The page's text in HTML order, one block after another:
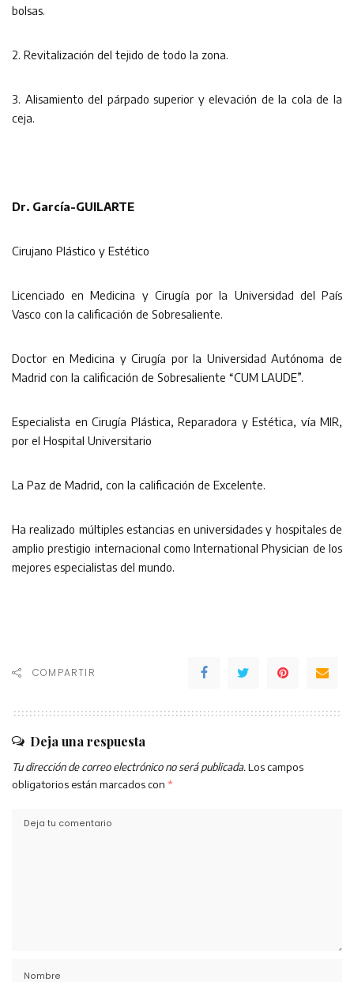
bolsas.
2. Revitalización del tejido de todo la zona.
3. Alisamiento del párpado superior y elevación de la cola de la
ceja.
Dr. García-GUILARTE
Cirujano Plástico y Estético
Licenciado en Medicina y Cirugía por la Universidad del País
Vasco con la calificación de Sobresaliente.
Doctor en Medicina y Cirugía por la Universidad Autónoma de
Madrid con la calificación de Sobresaliente “CUM LAUDE”.
Especialista en Cirugía Plástica, Reparadora y Estética, vía MIR,
por el Hospital Universitario
La Paz de Madrid, con la calificación de Excelente.
Ha realizado múltiples estancias en universidades y hospitales de
amplio prestigio internacional como International Physician de los
mejores especialistas del mundo.
COMPARTIR
Deja una respuesta
Tu dirección de correo electrónico no será publicada. Los campos
obligatorios están marcados con *